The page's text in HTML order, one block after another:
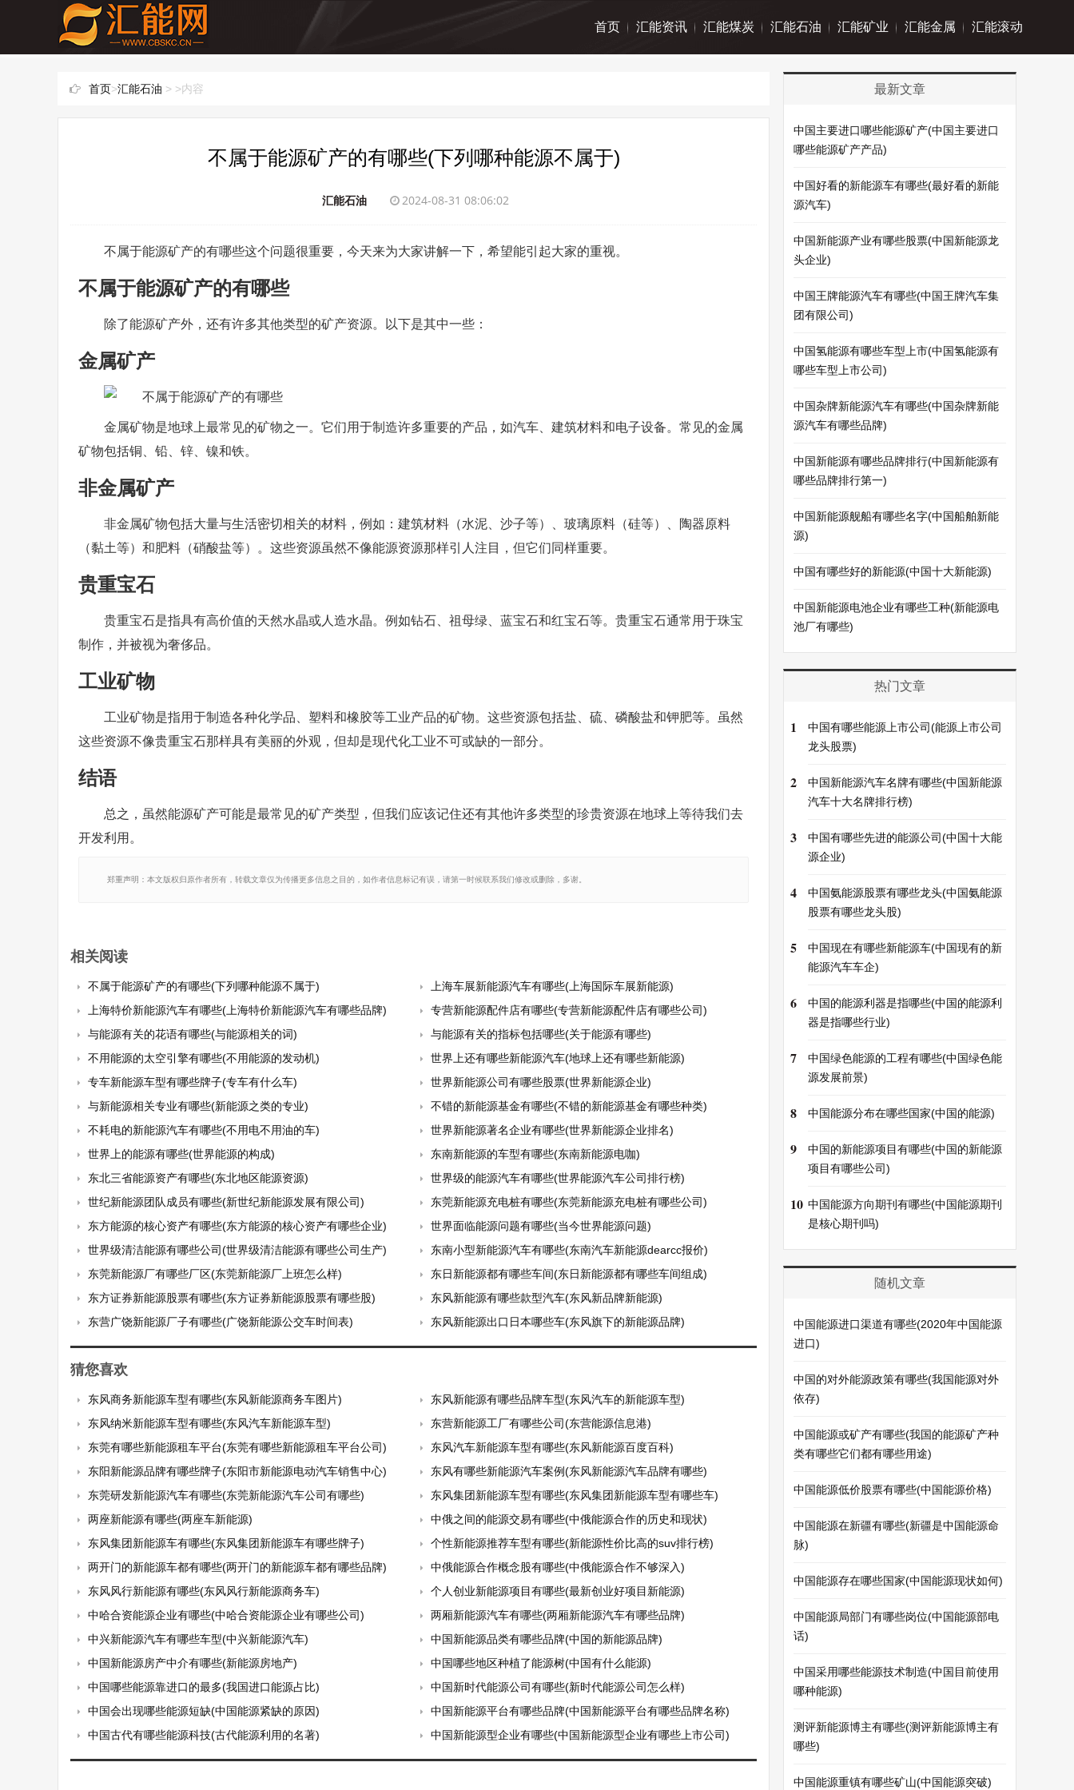
首页 汇能资讯 汇能煤炭 汇能石油 汇能矿业 汇能金属 汇能滚动
首页>汇能石油 > >内容
不属于能源矿产的有哪些(下列哪种能源不属于)
汇能石油 2024-08-31 08:06:02
不属于能源矿产的有哪些这个问题很重要，今天来为大家讲解一下，希望能引起大家的重视。
不属于能源矿产的有哪些
除了能源矿产外，还有许多其他类型的矿产资源。以下是其中一些：
金属矿产
金属矿物是地球上最常见的矿物之一。它们用于制造许多重要的产品，如汽车、建筑材料和电子设备。常见的金属
矿物包括铜、铅、锌、镍和铁。
非金属矿产
非金属矿物包括大量与生活密切相关的材料，例如：建筑材料（水泥、沙子等）、玻璃原料（硅等）、陶器原料
（黏土等）和肥料（硝酸盐等）。这些资源虽然不像能源资源那样引人注目，但它们同样重要。
贵重宝石
贵重宝石是指具有高价值的天然水晶或人造水晶。例如钻石、祖母绿、蓝宝石和红宝石等。贵重宝石通常用于珠宝
制作，并被视为奢侈品。
工业矿物
工业矿物是指用于制造各种化学品、塑料和橡胶等工业产品的矿物。这些资源包括盐、硫、磷酸盐和钾肥等。虽然
这些资源不像贵重宝石那样具有美丽的外观，但却是现代化工业不可或缺的一部分。
结语
总之，虽然能源矿产可能是最常见的矿产类型，但我们应该记住还有其他许多类型的珍贵资源在地球上等待我们去
开发利用。
郑重声明：本文版权归原作者所有，转载文章仅为传播更多信息之目的，如作者信息标记有误，请第一时候联系我们修改或删除，多谢。
相关阅读
不属于能源矿产的有哪些(下列哪种能源不属于)
上海车展新能源汽车有哪些(上海国际车展新能源)
上海特价新能源汽车有哪些(上海特价新能源汽车有哪些品牌)
专营新能源配件店有哪些(专营新能源配件店有哪些公司)
与能源有关的花语有哪些(与能源相关的词)
与能源有关的指标包括哪些(关于能源有哪些)
不用能源的太空引擎有哪些(不用能源的发动机)
世界上还有哪些新能源汽车(地球上还有哪些新能源)
专车新能源车型有哪些牌子(专车有什么车)
世界新能源公司有哪些股票(世界新能源企业)
与新能源相关专业有哪些(新能源之类的专业)
不错的新能源基金有哪些(不错的新能源基金有哪些种类)
不耗电的新能源汽车有哪些(不用电不用油的车)
世界新能源著名企业有哪些(世界新能源企业排名)
世界上的能源有哪些(世界能源的构成)
东南新能源的车型有哪些(东南新能源电咖)
东北三省能源资产有哪些(东北地区能源资源)
世界级的能源汽车有哪些(世界能源汽车公司排行榜)
世纪新能源团队成员有哪些(新世纪新能源发展有限公司)
东莞新能源充电桩有哪些(东莞新能源充电桩有哪些公司)
东方能源的核心资产有哪些(东方能源的核心资产有哪些企业)
世界面临能源问题有哪些(当今世界能源问题)
世界级清洁能源有哪些公司(世界级清洁能源有哪些公司生产)
东南小型新能源汽车有哪些(东南汽车新能源dearcc报价)
东莞新能源厂有哪些厂区(东莞新能源厂上班怎么样)
东日新能源都有哪些车间(东日新能源都有哪些车间组成)
东方证券新能源股票有哪些(东方证券新能源股票有哪些股)
东风新能源有哪些款型汽车(东风新品牌新能源)
东营广饶新能源厂子有哪些(广饶新能源公交车时间表)
东风新能源出口日本哪些车(东风旗下的新能源品牌)
猜您喜欢
东风商务新能源车型有哪些(东风新能源商务车图片)
东风新能源有哪些品牌车型(东风汽车的新能源车型)
东风纳米新能源车型有哪些(东风汽车新能源车型)
东营新能源工厂有哪些公司(东营能源信息港)
东莞有哪些新能源租车平台(东莞有哪些新能源租车平台公司)
东风汽车新能源车型有哪些(东风新能源百度百科)
东阳新能源品牌有哪些牌子(东阳市新能源电动汽车销售中心)
东风有哪些新能源汽车案例(东风新能源汽车品牌有哪些)
东莞研发新能源汽车有哪些(东莞新能源汽车公司有哪些)
东风集团新能源车型有哪些(东风集团新能源车型有哪些车)
两座新能源有哪些(两座车新能源)
中俄之间的能源交易有哪些(中俄能源合作的历史和现状)
东风集团新能源车有哪些(东风集团新能源车有哪些牌子)
个性新能源推荐车型有哪些(新能源性价比高的suv排行榜)
两开门的新能源车都有哪些(两开门的新能源车都有哪些品牌)
中俄能源合作概念股有哪些(中俄能源合作不够深入)
东风风行新能源有哪些(东风风行新能源商务车)
个人创业新能源项目有哪些(最新创业好项目新能源)
中哈合资能源企业有哪些(中哈合资能源企业有哪些公司)
两厢新能源汽车有哪些(两厢新能源汽车有哪些品牌)
中兴新能源汽车有哪些车型(中兴新能源汽车)
中国新能源品类有哪些品牌(中国的新能源品牌)
中国新能源房产中介有哪些(新能源房地产)
中国哪些地区种植了能源树(中国有什么能源)
中国哪些能源靠进口的最多(我国进口能源占比)
中国新时代能源公司有哪些(新时代能源公司怎么样)
中国会出现哪些能源短缺(中国能源紧缺的原因)
中国新能源平台有哪些品牌(中国新能源平台有哪些品牌名称)
中国古代有哪些能源科技(古代能源利用的名著)
中国新能源型企业有哪些(中国新能源型企业有哪些上市公司)
最新文章
中国主要进口哪些能源矿产(中国主要进口
哪些能源矿产产品)
中国好看的新能源车有哪些(最好看的新能
源汽车)
中国新能源产业有哪些股票(中国新能源龙
头企业)
中国王牌能源汽车有哪些(中国王牌汽车集
团有限公司)
中国氢能源有哪些车型上市(中国氢能源有
哪些车型上市公司)
中国杂牌新能源汽车有哪些(中国杂牌新能
源汽车有哪些品牌)
中国新能源有哪些品牌排行(中国新能源有
哪些品牌排行第一)
中国新能源舰船有哪些名字(中国船舶新能
源)
中国有哪些好的新能源(中国十大新能源)
中国新能源电池企业有哪些工种(新能源电
池厂有哪些)
热门文章
1
中国有哪些能源上市公司(能源上市公司
龙头股票)
2
中国新能源汽车名牌有哪些(中国新能源
汽车十大名牌排行榜)
3
中国有哪些先进的能源公司(中国十大能
源企业)
4
中国氨能源股票有哪些龙头(中国氨能源
股票有哪些龙头股)
5
中国现在有哪些新能源车(中国现有的新
能源汽车车企)
6
中国的能源利器是指哪些(中国的能源利
器是指哪些行业)
7
中国绿色能源的工程有哪些(中国绿色能
源发展前景)
8 中国能源分布在哪些国家(中国的能源)
9
中国的新能源项目有哪些(中国的新能源
项目有哪些公司)
10 中国能源方向期刊有哪些(中国能源期刊
是核心期刊吗)
随机文章
中国能源进口渠道有哪些(2020年中国能源
进口)
中国的对外能源政策有哪些(我国能源对外
依存)
中国能源或矿产有哪些(我国的能源矿产种
类有哪些它们都有哪些用途)
中国能源低价股票有哪些(中国能源价格)
中国能源在新疆有哪些(新疆是中国能源命
脉)
中国能源存在哪些国家(中国能源现状如何)
中国能源局部门有哪些岗位(中国能源部电
话)
中国采用哪些能源技术制造(中国目前使用
哪种能源)
测评新能源博主有哪些(测评新能源博主有
哪些)
中国能源重镇有哪些矿山(中国能源突破)